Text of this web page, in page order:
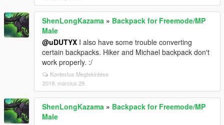
ShenLongKazama » Backpack for Freemode/MP
Male
@uDUTYX I also have some trouble converting
certain backpacks. Hiker and Michael backpack don't
work properly. :/
Kontextus Megtekintése
2019. március 29.
ShenLongKazama » Backpack for Freemode/MP
Male